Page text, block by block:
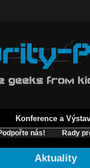
Konference a
nás! Rady
Aktuality